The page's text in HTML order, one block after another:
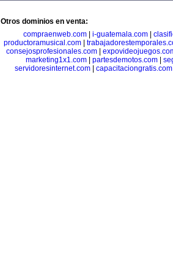
Otros dominios en venta:
compraenweb.com| i-guatemala.com|
productoramusical.com
consejosprofesionales.com|
marketing1x1.com| partesdemotos.com|
servidoresinternet.com| capacitaciongratis.com